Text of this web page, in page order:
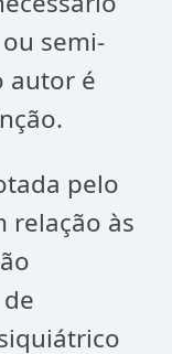
semi-
autor é
pelo
relação às